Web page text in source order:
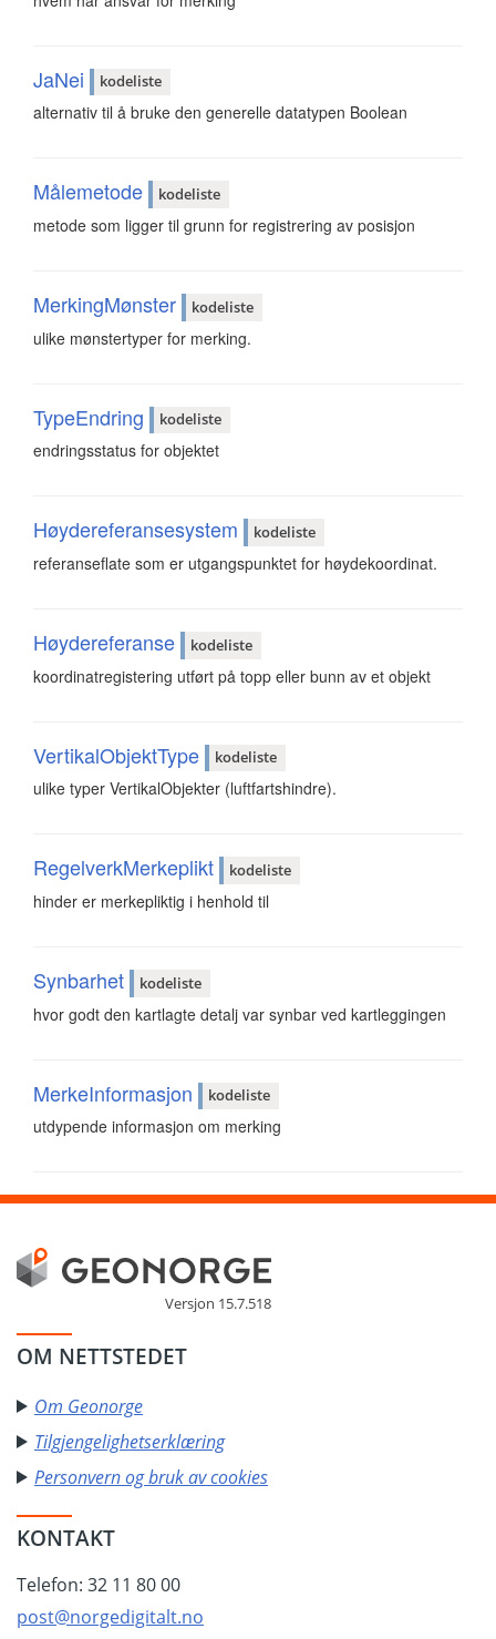
JaNei kodeliste
alternativ til å bruke den generelle datatypen Boolean
Målemetode kodeliste
metode som ligger til grunn for registrering av posisjon
MerkingMønster kodeliste
ulike mønstertyper for merking.
TypeEndring kodeliste
endringsstatus for objektet
Høydereferansesystem kodeliste
referanseflate som er utgangspunktet for høydekoordinat.
Høydereferanse kodeliste
koordinatregistering utført på topp eller bunn av et objekt
VertikalObjektType kodeliste
ulike typer VertikalObjekter (luftfartshindre).
RegelverkMerkeplikt kodeliste
hinder er merkepliktig i henhold til
Synbarhet kodeliste
hvor godt den kartlagte detalj var synbar ved kartleggingen
MerkeInformasjon kodeliste
utdypende informasjon om merking